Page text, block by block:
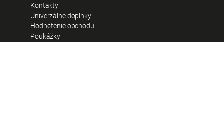
Kontakty
Univerzálne doplnky
Hodnotenie obchodu
Poukážky